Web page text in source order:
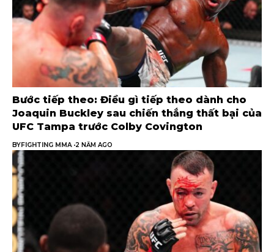
Bước tiếp theo: Điều gì tiếp theo dành cho
Joaquin Buckley sau chiến thắng thất bại của
UFC Tampa trước Colby Covington
BYFIGHTING MMA 2 NĂM AGO